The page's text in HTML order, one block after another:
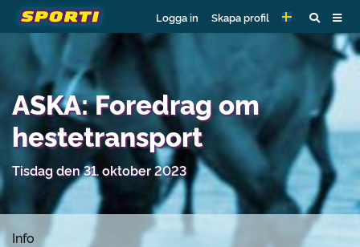
Logga in Skapa profil
ASKA: Foredrag om
hestetransport
Tisdag den 31. oktober 2023
Info